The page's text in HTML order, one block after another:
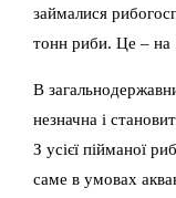
займалися
тонн риби. Це – на
В
незначна і
З усієї пійманої
саме в умовах